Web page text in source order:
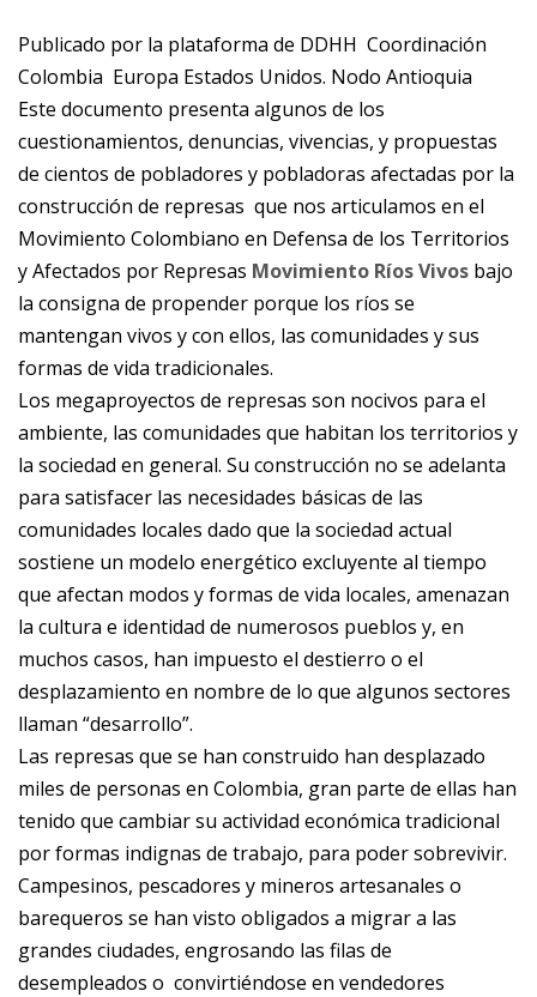
Publicado por la plataforma de DDHH Coordinación
Colombia Europa Estados Unidos. Nodo Antioquia
Este documento presenta algunos de los
cuestionamientos, denuncias, vivencias, y propuestas
de cientos de pobladores y pobladoras afectadas por la
construcción de represas que nos articulamos en el
Movimiento Colombiano en Defensa de los Territorios
y Afectados por Represas Movimiento Ríos Vivos bajo
la consigna de propender porque los ríos se
mantengan vivos y con ellos, las comunidades y sus
formas de vida tradicionales.
Los megaproyectos de represas son nocivos para el
ambiente, las comunidades que habitan los territorios y
la sociedad en general. Su construcción no se adelanta
para satisfacer las necesidades básicas de las
comunidades locales dado que la sociedad actual
sostiene un modelo energético excluyente al tiempo
que afectan modos y formas de vida locales, amenazan
la cultura e identidad de numerosos pueblos y, en
muchos casos, han impuesto el destierro o el
desplazamiento en nombre de lo que algunos sectores
llaman “desarrollo”.
Las represas que se han construido han desplazado
miles de personas en Colombia, gran parte de ellas han
tenido que cambiar su actividad económica tradicional
por formas indignas de trabajo, para poder sobrevivir.
Campesinos, pescadores y mineros artesanales o
barequeros se han visto obligados a migrar a las
grandes ciudades, engrosando las filas de
desempleados o convirtiéndose en vendedores